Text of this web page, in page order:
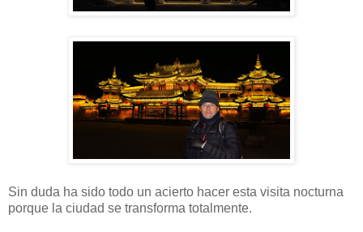
Sin duda ha sido todo un acierto hacer esta visita nocturna
porque la ciudad se transforma totalmente.